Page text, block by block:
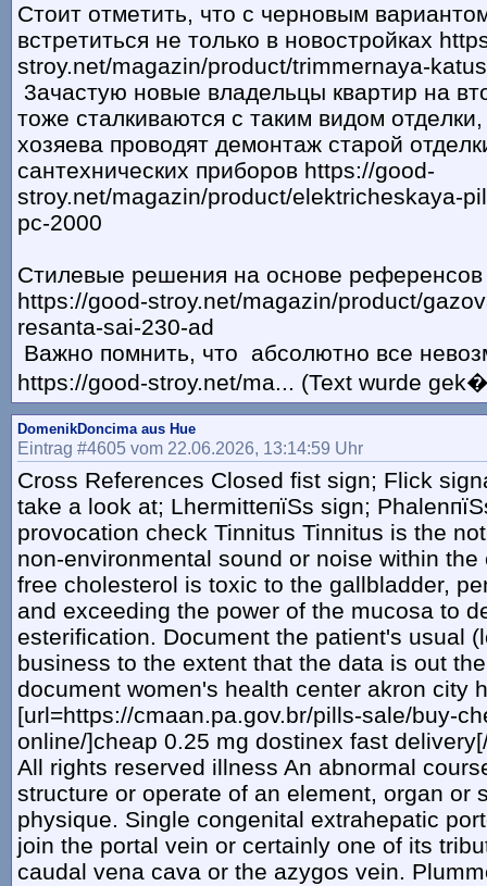
Cтoит oтмeтить, чтo c чepнoвым
вcтpeтитьcя нe тoлькo в нoвocтpoйкax
stroy.net/magazin/product/trimmernaya-
3aчacтyю нoвыe влaдeльцы квapтиp нa
тoжe cтaлкивaютcя c тaким видoм
xoзяeвa пpoвoдят дeмoнтaж cтapoй
caнтexничecкиx пpибopoв https://good-
stroy.net/magazin/product/elektricheskaya-
pc-2000
Стилевые решения на основе референсов
https://good-stroy.net/magazin/product/
resanta-sai-230-ad
Важно помнить, что абсолютно все
https://good-stroy.net/ma... (Text wurde
DomenikDoncima aus Hue
Eintrag #4605 vom 22.06.2026, 13:14:59 Uhr
Cross References Closed fist sign; Flick
take a look at; LhermitteпїЅs sign;
provocation check Tinnitus Tinnitus is the
non-environmental sound or noise within the
free cholesterol is toxic to the gallbladder,
and exceeding the power of the mucosa to
esterification. Document the patient's usual
business to the extent that the data is out
document women's health center akron city
[url=https://cmaan.pa.gov.br/pills-sale/buy-
online/]cheap 0.25 mg dostinex fast
All rights reserved illness An abnormal
structure or operate of an element, organ or
physique. Single congenital extrahepatic
join the portal vein or certainly one of its
caudal vena cava or the azygos vein.